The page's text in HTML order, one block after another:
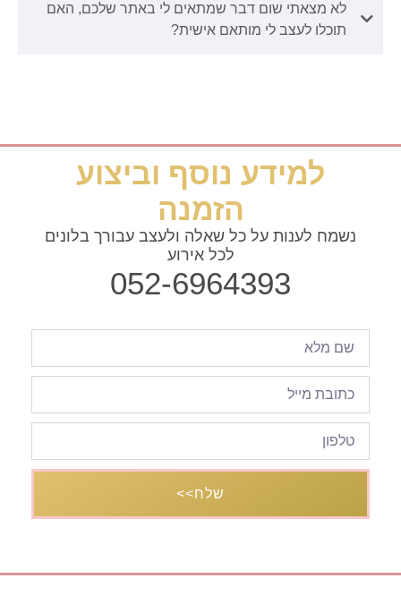
לא מצאתי שום דבר שמתאים לי באתר שלכם, האם
תוכלו לעצב לי מותאם אישית?
למידע נוסף וביצוע
הזמנה
נשמח לענות על כל שאלה ולעצב עבורך בלונים
לכל אירוע
052-6964393
שלח>>